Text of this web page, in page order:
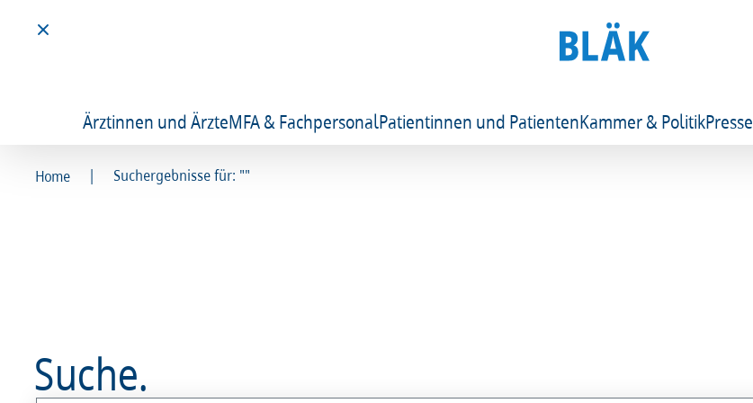
Ärztinnen und ÄrzteMFA & FachpersonalPatientinnen und PatientenKammer & PolitikPresse
Home | Suchergebnisse für: ""
Suche.